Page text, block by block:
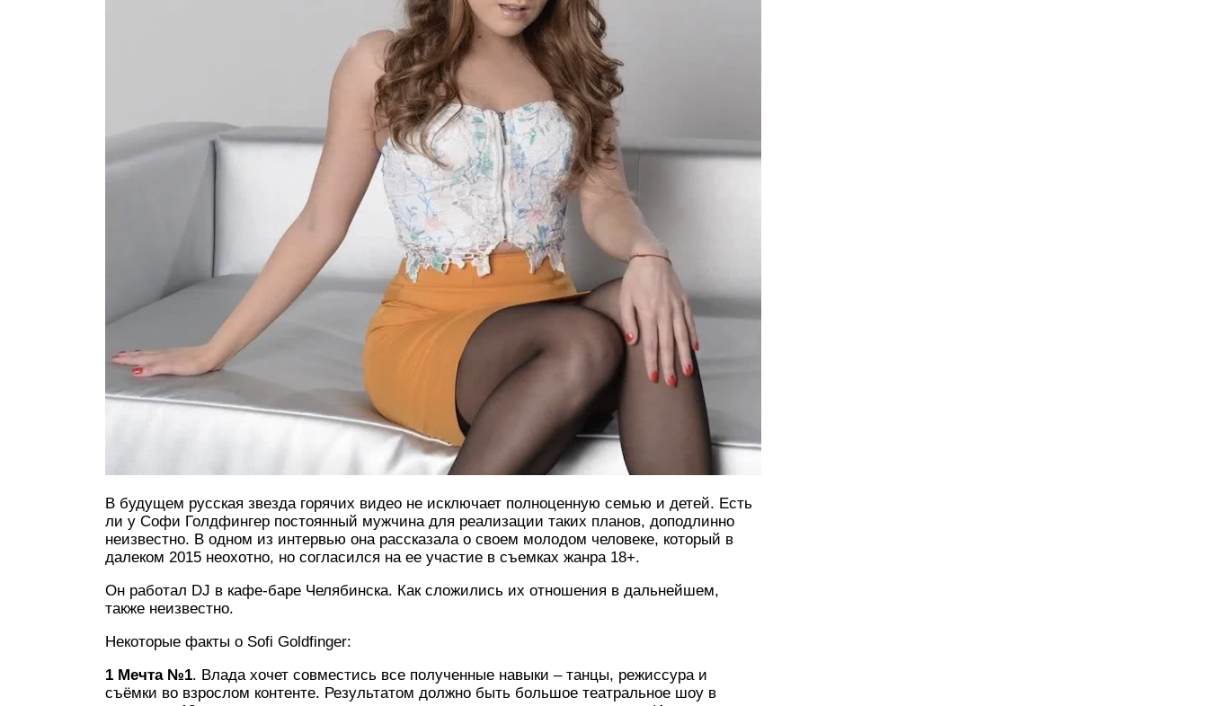
В будущем русская звезда горячих видео не исключает полноценную семью и детей. Есть
ли у Софи Голдфингер постоянный мужчина для реализации таких планов, доподлинно
неизвестно. В одном из интервью она рассказала о своем молодом человеке, который в
далеком 2015 неохотно, но согласился на ее участие в съемках жанра 18+.
Он работал DJ в кафе-баре Челябинска. Как сложились их отношения в дальнейшем,
также неизвестно.
Некоторые факты о Sofi Goldfinger:
1 Мечта №1. Влада хочет совместись все полученные навыки – танцы, режиссура и
съёмки во взрослом контенте. Результатом должно быть большое театральное шоу в